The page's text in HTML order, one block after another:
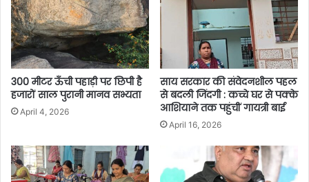
300 मीटर ऊँची पहाड़ी पर छिपी है
हजारों साल पुरानी मानव सभ्यता
April 4, 2026
साय सरकार की संवेदनशील पहल
से बदली जिंदगी : कच्चे घर से पक्के
आशियाने तक पहुंचीं गायत्री बाई
April 16, 2026